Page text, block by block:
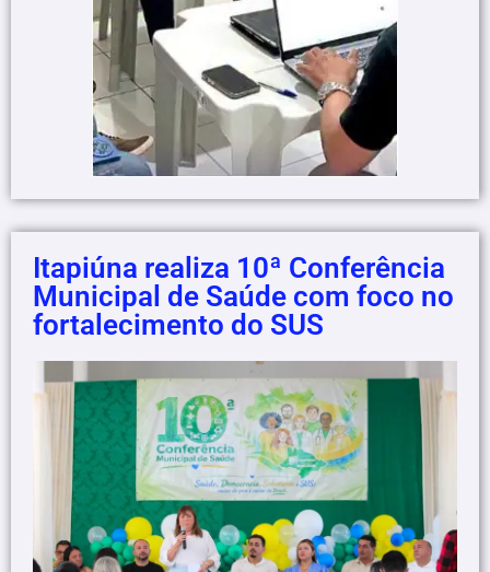
Itapiúna realiza 10ª Conferência
Municipal de Saúde com foco no
fortalecimento do SUS